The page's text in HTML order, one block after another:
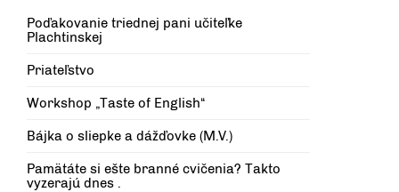
Poďakovanie triednej pani učiteľke
Plachtinskej
Priateľstvo
Workshop „Taste of English“
Bájka o sliepke a dážďovke (M.V.)
Pamätáte si ešte branné cvičenia? Takto
vyzerajú dnes .